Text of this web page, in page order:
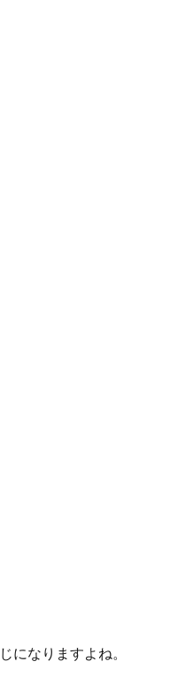
になりますよね。